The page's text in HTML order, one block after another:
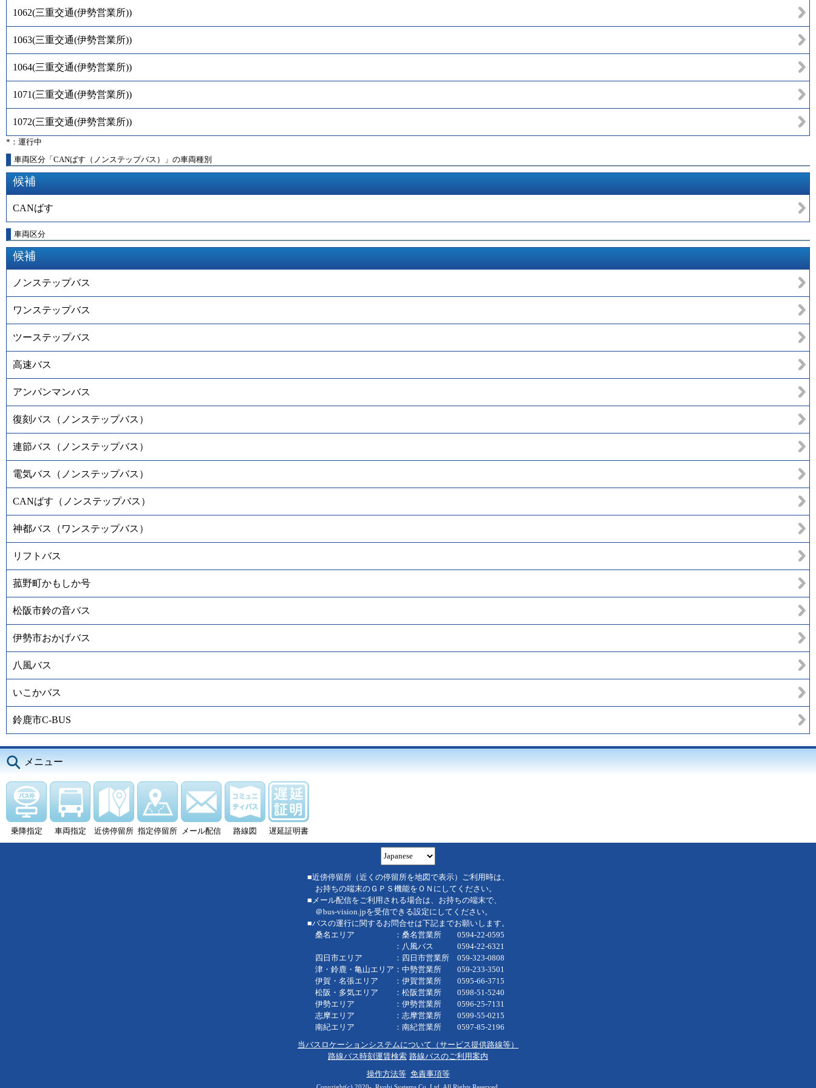
1062(三重交通(伊勢営業所))
1063(三重交通(伊勢営業所))
1064(三重交通(伊勢営業所))
1071(三重交通(伊勢営業所))
1072(三重交通(伊勢営業所))
*：運行中
車両区分「CANばす（ノンステップバス）」の車両種別
候補
CANばす
車両区分
候補
ノンステップバス
ワンステップバス
ツーステップバス
高速バス
アンパンマンバス
復刻バス（ノンステップバス）
連節バス（ノンステップバス）
電気バス（ノンステップバス）
CANばす（ノンステップバス）
神都バス（ワンステップバス）
リフトバス
菰野町かもしか号
松阪市鈴の音バス
伊勢市おかげバス
八風バス
いこかバス
鈴鹿市C-BUS
メニュー
乗降指定 車両指定 近傍停留所 指定停留所 メール配信 路線図 遅延証明書
■近傍停留所（近くの停留所を地図で表示）ご利用時は、
お持ちの端末のＧＰＳ機能をＯＮにしてください。
■メール配信をご利用される場合は、お持ちの端末で、
＠bus-vision.jpを受信できる設定にしてください。
■バスの運行に関するお問合せは下記までお願いします。
桑名エリア ：桑名営業所 0594-22-0595
：八風バス 0594-22-6321
四日市エリア ：四日市営業所 059-323-0808
津・鈴鹿・亀山エリア：中勢営業所 059-233-3501
伊賀・名張エリア ：伊賀営業所 0595-66-3715
松阪・多気エリア ：松阪営業所 0598-51-5240
伊勢エリア ：伊勢営業所 0596-25-7131
志摩エリア ：志摩営業所 0599-55-0215
南紀エリア ：南紀営業所 0597-85-2196
当バスロケーションシステムについて（サービス提供路線等）
路線バス時刻運賃検索 路線バスのご利用案内
操作方法等 免責事項等